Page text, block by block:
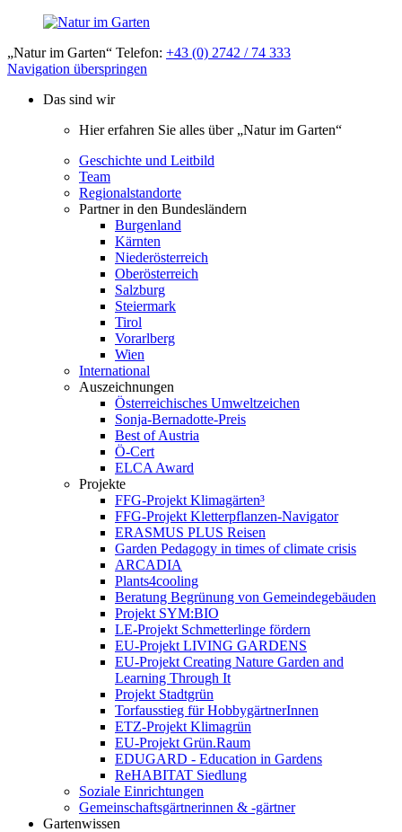
„Natur im Garten“ Telefon: +43 (0) 2742 / 74 333
Navigation überspringen
Das sind wir
Hier erfahren Sie alles über „Natur im Garten“
Geschichte und Leitbild
Team
Regionalstandorte
Partner in den Bundesländern
Burgenland
Kärnten
Niederösterreich
Oberösterreich
Salzburg
Steiermark
Tirol
Vorarlberg
Wien
International
Auszeichnungen
Österreichisches Umweltzeichen
Sonja-Bernadotte-Preis
Best of Austria
Ö-Cert
ELCA Award
Projekte
FFG-Projekt Klimagärten³
FFG-Projekt Kletterpflanzen-Navigator
ERASMUS PLUS Reisen
Garden Pedagogy in times of climate crisis
ARCADIA
Plants4cooling
Beratung Begrünung von Gemeindegebäuden
Projekt SYM:BIO
LE-Projekt Schmetterlinge fördern
EU-Projekt LIVING GARDENS
EU-Projekt Creating Nature Garden and
Learning Through It
Projekt Stadtgrün
Torfausstieg für HobbygärtnerInnen
ETZ-Projekt Klimagrün
EU-Projekt Grün.Raum
EDUGARD - Education in Gardens
ReHABITAT Siedlung
Soziale Einrichtungen
Gemeinschaftsgärtnerinnen & -gärtner
Gartenwissen